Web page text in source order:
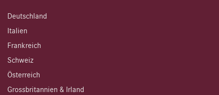
Deutschland
Italien
Frankreich
Schweiz
Österreich
Grossbritannien & Irland